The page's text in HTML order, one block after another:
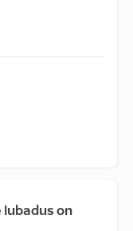
lubadus on